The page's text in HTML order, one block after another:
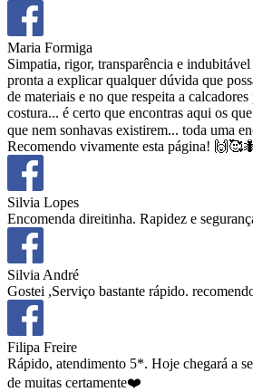
Maria Formiga
Simpatia, rigor, transparência e
pronta a explicar qualquer dúvida que
de materiais e no que respeita a
costura... é certo que encontras aqui os
que nem sonhavas existirem... toda uma
Recomendo vivamente esta página!
Silvia Lopes
Encomenda direitinha. Rapidez e
Silvia André
Gostei ,Serviço bastante rápido.
Filipa Freire
Rápido, atendimento 5*. Hoje chegará a
de muitas certamente❤️